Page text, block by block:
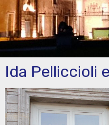
Ida Pelliccioli